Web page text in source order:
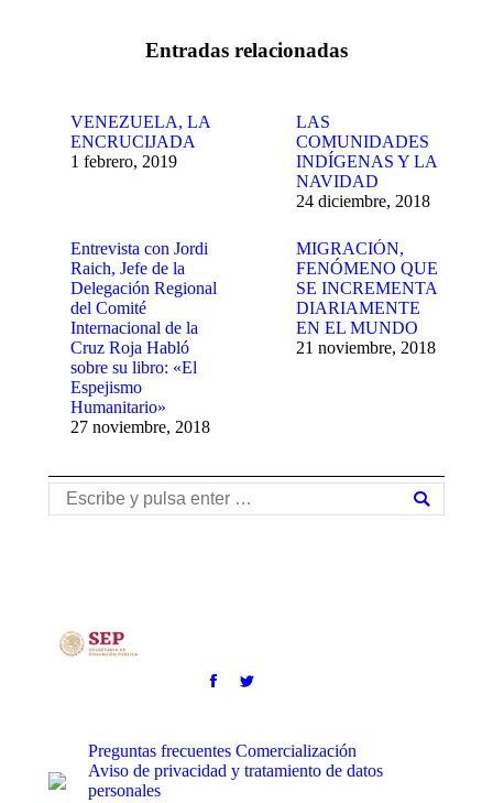
Entradas relacionadas
VENEZUELA, LA
ENCRUCIJADA
1 febrero, 2019
LAS
COMUNIDADES
INDÍGENAS Y LA
NAVIDAD
24 diciembre, 2018
Entrevista con Jordi
Raich, Jefe de la
Delegación Regional
del Comité
Internacional de la
Cruz Roja Habló
sobre su libro: «El
Espejismo
Humanitario»
27 noviembre, 2018
MIGRACIÓN,
FENÓMENO QUE
SE INCREMENTA
DIARIAMENTE
EN EL MUNDO
21 noviembre, 2018
Buscar:
Preguntas frecuentes Comercialización
Aviso de privacidad y tratamiento de datos
personales